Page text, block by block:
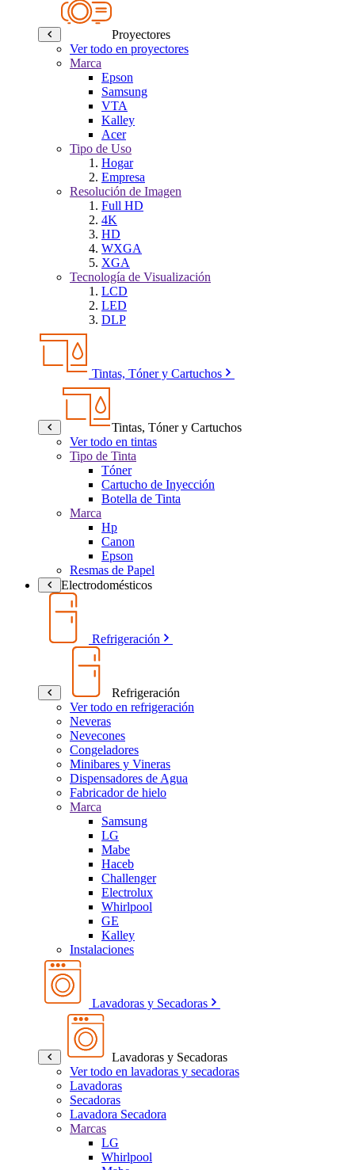
Proyectores
Ver todo en proyectores
Marca
Epson
Samsung
VTA
Kalley
Acer
Tipo de Uso
Hogar
Empresa
Resolución de Imagen
Full HD
4K
HD
WXGA
XGA
Tecnología de Visualización
LCD
LED
DLP
Tintas, Tóner y Cartuchos
Tintas, Tóner y Cartuchos
Ver todo en tintas
Tipo de Tinta
Tóner
Cartucho de Inyección
Botella de Tinta
Marca
Hp
Canon
Epson
Resmas de Papel
Electrodomésticos
Refrigeración
Refrigeración
Ver todo en refrigeración
Neveras
Nevecones
Congeladores
Minibares y Vineras
Dispensadores de Agua
Fabricador de hielo
Marca
Samsung
LG
Mabe
Haceb
Challenger
Electrolux
Whirlpool
GE
Kalley
Instalaciones
Lavadoras y Secadoras
Lavadoras y Secadoras
Ver todo en lavadoras y secadoras
Lavadoras
Secadoras
Lavadora Secadora
Marcas
LG
Whirlpool